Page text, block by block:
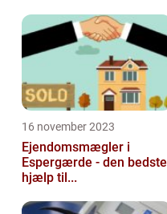
16 november 2023
Ejendomsmægler i
Espergærde - den bedste
hjælp til...